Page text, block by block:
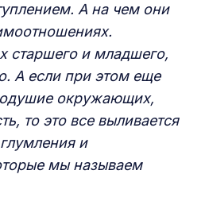
А на чем они
старшего и младшего,
А если при этом еще
окружающих,
то это все выливается
и
мы называем